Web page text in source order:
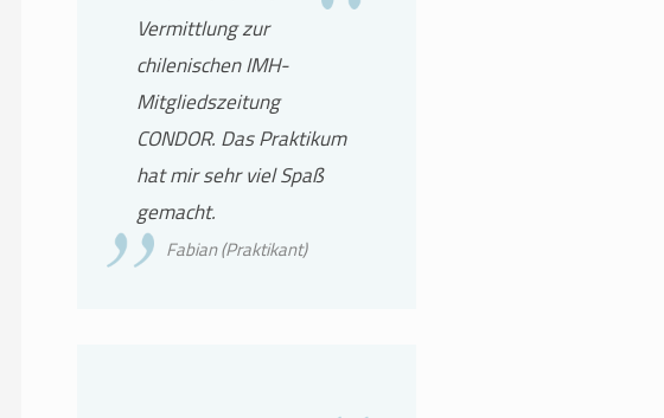
Vermittlung zur
chilenischen IMH-
Mitgliedszeitung
CONDOR. Das Praktikum
hat mir sehr viel Spaß
gemacht.
Fabian (Praktikant)